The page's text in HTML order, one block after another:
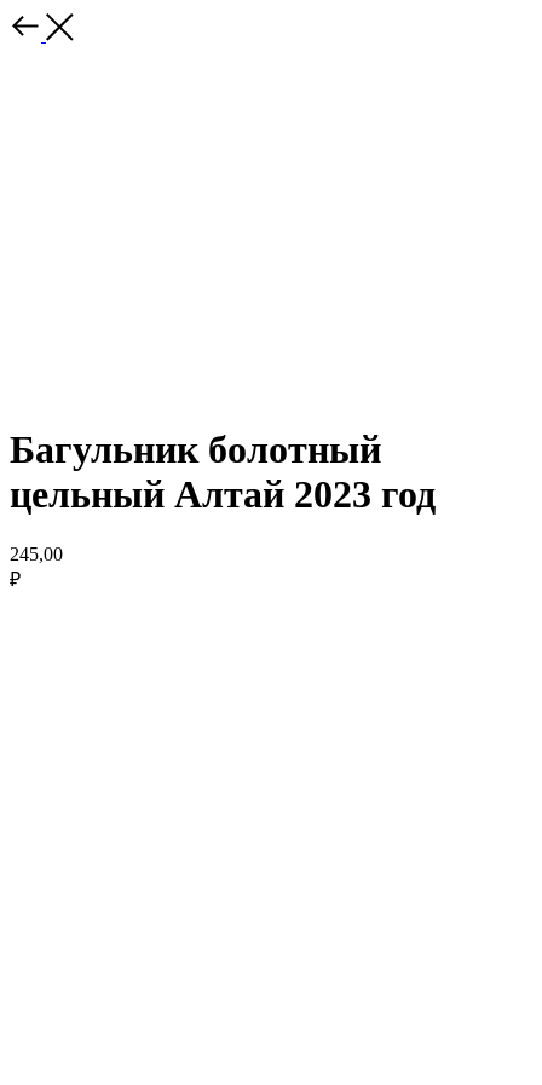
Багульник болотный
цельный Алтай 2023 год
245,00
₽